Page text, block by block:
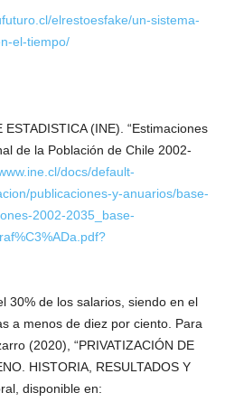
elrestoesfake/un-sistema-
el-tiempo/
(INE). “Estimaciones
de la Población de Chile 2002-
docs/default-
publicaciones-y-anuarios/base-
2002-2035_base-
30% de los salarios, siendo en el
a menos de diez por ciento. Para
(2020), “PRIVATIZACIÓN DE
HISTORIA, RESULTADOS Y
disponible en: